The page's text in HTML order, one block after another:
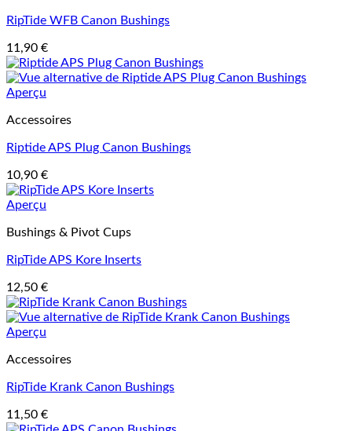
RipTide WFB Canon Bushings
11,90 €
Aperçu
Accessoires
Riptide APS Plug Canon Bushings
10,90 €
Aperçu
Bushings & Pivot Cups
RipTide APS Kore Inserts
12,50 €
Aperçu
Accessoires
RipTide Krank Canon Bushings
11,50 €